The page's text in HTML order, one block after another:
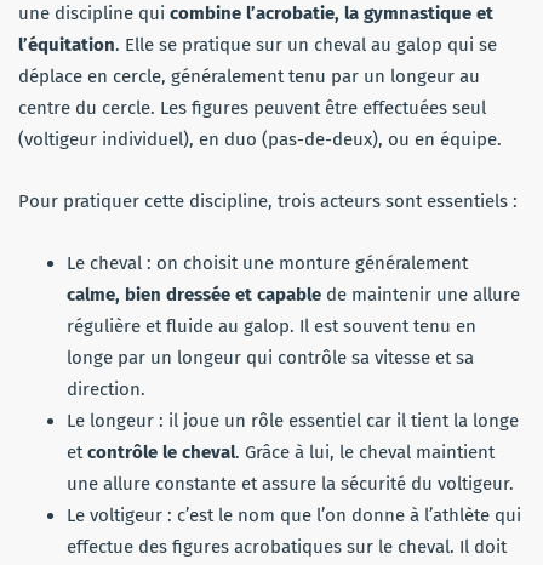
une discipline qui combine l’acrobatie, la gymnastique et
l’équitation. Elle se pratique sur un cheval au galop qui se
déplace en cercle, généralement tenu par un longeur au
centre du cercle. Les figures peuvent être effectuées seul
(voltigeur individuel), en duo (pas-de-deux), ou en équipe.
Pour pratiquer cette discipline, trois acteurs sont essentiels :
Le cheval : on choisit une monture généralement
calme, bien dressée et capable de maintenir une allure
régulière et fluide au galop. Il est souvent tenu en
longe par un longeur qui contrôle sa vitesse et sa
direction.
Le longeur : il joue un rôle essentiel car il tient la longe
etcontrôle le cheval. Grâce à lui, le cheval maintient
une allure constante et assure la sécurité du voltigeur.
Le voltigeur : c’est le nom que l’on donne à l’athlète qui
effectue des figures acrobatiques sur le cheval. Il doit